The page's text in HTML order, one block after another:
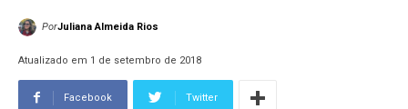
PorJuliana Almeida Rios
Atualizado em 1 de setembro de 2018
Facebook Twitter